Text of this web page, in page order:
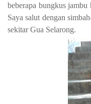
beberapa bungkus
Saya salut dengan
sekitar Gua Selarong.